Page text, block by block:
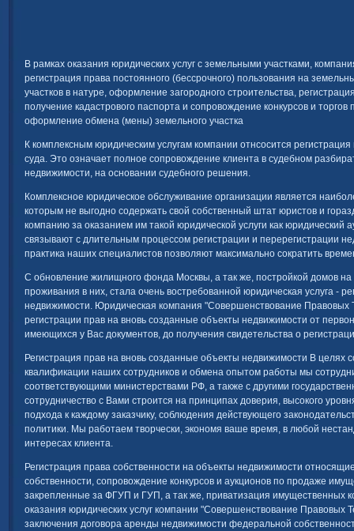
В рамках оказания юридических услуг с земельными участками,
регистрация права постоянного (бессрочного) пользования на
участков в натуре, оформление загородного строительства,
получение кадастрового паспорта и сопровождение конкурсов и
оформление обмена (мены) земельного участка
К комплексным юридическим услугам компании отнсосится
суда. Это означает полное сопровождение клиента в судебном
недвижимости, на основании судебного решения.
Комплексное юридическое обслуживание организации является
которым не выгодно содержать свой собственный штат юристов и
компанию за оказанием им такой юридической услуги как юридический
связывают с длительным процессом регистрации и перерегистрации
практика наших специалистов позволяют максимально сократить
С обновление жилищного фонда Москвы, а так же, постройкой домов на
проживания в них, стала очень востребованной юридическая услуга -
недвижимости. Юридическая компания "Совершенствование Правовых
регистрации прав на вновь созданные объекты недвижимости от
имеющихся у Вас документов, до получения свидетельства о
Регистрация прав на вновь созданные объекты недвижимости В целях
квалификации наших сотрудников и обмена опытом работы мы
соответствующими министерствами РФ, а также с другими
сотрудничество с Вами строится на принципах доверия, высокого
подхода к каждому заказчику, соблюдения действующего
политики. Мы работаем творчески, экономя ваше время, в любой
интересах клиента.
Регистрация права собственности на объекты недвижимости
собственности, сопровождение конкурсов и аукционов по продаже
закрепленные за ФГУП и ГУП, а так же, приватизация имущественных
оказания юридических услуг компании "Совершенствование Правовых
заключения договора аренды недвижимости федеральной